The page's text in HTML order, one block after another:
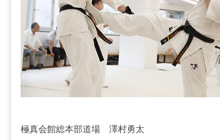
極真会館総本部道場 澤村勇太